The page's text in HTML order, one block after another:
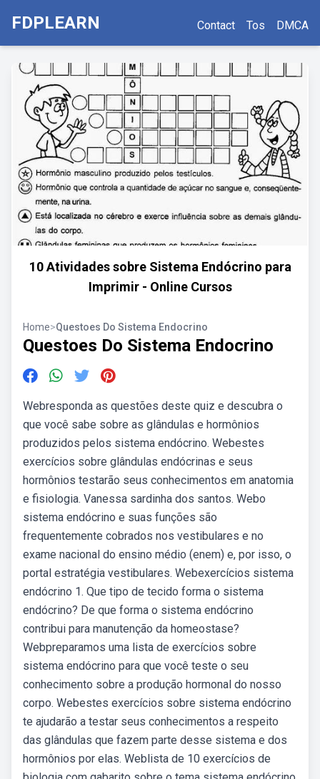
FDPLEARN Contact Tos DMCA
10 Atividades sobre Sistema Endócrino para
Imprimir - Online Cursos
Home>Questoes Do Sistema Endocrino
Questoes Do Sistema Endocrino
Webresponda as questões deste quiz e descubra o
que você sabe sobre as glândulas e hormônios
produzidos pelos sistema endócrino. Webestes
exercícios sobre glândulas endócrinas e seus
hormônios testarão seus conhecimentos em anatomia
e fisiologia. Vanessa sardinha dos santos. Webo
sistema endócrino e suas funções são
frequentemente cobrados nos vestibulares e no
exame nacional do ensino médio (enem) e, por isso, o
portal estratégia vestibulares. Webexercícios sistema
endócrino 1. Que tipo de tecido forma o sistema
endócrino? De que forma o sistema endócrino
contribui para manutenção da homeostase?
Webpreparamos uma lista de exercícios sobre
sistema endócrino para que você teste o seu
conhecimento sobre a produção hormonal do nosso
corpo. Webestes exercícios sobre sistema endócrino
te ajudarão a testar seus conhecimentos a respeito
das glândulas que fazem parte desse sistema e dos
hormônios por elas. Weblista de 10 exercícios de